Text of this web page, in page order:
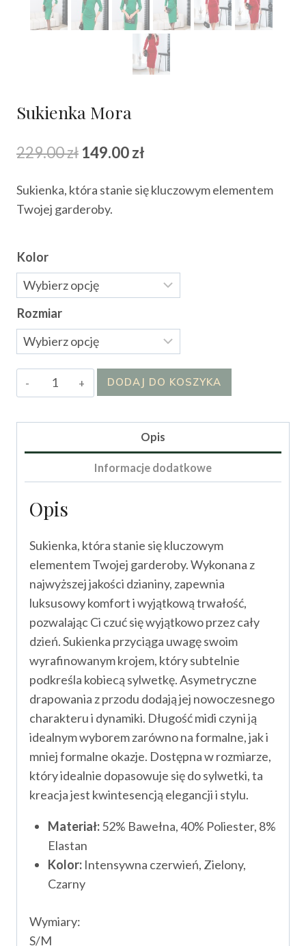
Sukienka Mora
229.00zł Pierwotna
wynosiła:
149.00zł
wynosi:
Sukienka, która stanie się kluczowym elementem
Twojej garderoby.
Kolor
Rozmiar
ilość
Sukienka
DODAJ DO KOSZYKA
Opis
Informacje dodatkowe
Opis
Sukienka, która stanie się kluczowym
elementem Twojej garderoby. Wykonana z
najwyższej jakości dzianiny, zapewnia
luksusowy komfort i wyjątkową trwałość,
pozwalając Ci czuć się wyjątkowo przez cały
dzień. Sukienka przyciąga uwagę swoim
wyrafinowanym krojem, który subtelnie
podkreśla kobiecą sylwetkę. Asymetryczne
drapowania z przodu dodają jej nowoczesnego
charakteru i dynamiki. Długość midi czyni ją
idealnym wyborem zarówno na formalne, jak i
mniej formalne okazje. Dostępna w rozmiarze,
który idealnie dopasowuje się do sylwetki, ta
kreacja jest kwintesencją elegancji i stylu.
Materiał:52% Bawełna, 40% Poliester, 8%
Elastan
Kolor: Intensywna czerwień, Zielony,
Czarny
Wymiary:
S/M